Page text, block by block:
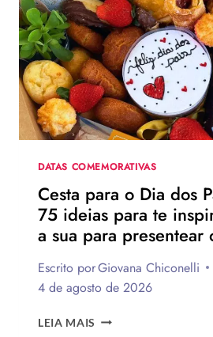
DOS
PAIS?
VEJA
130
FRASES
EMOCIONANTES
PARA
HOMENAGEAR
DATA
DATAS COMEMORATIVAS
Cesta para o Dia dos
75 ideias para te
a sua para presentear
Escrito porGiovana Chiconelli
4 de agosto de 2026
LEIA MAIS CESTA